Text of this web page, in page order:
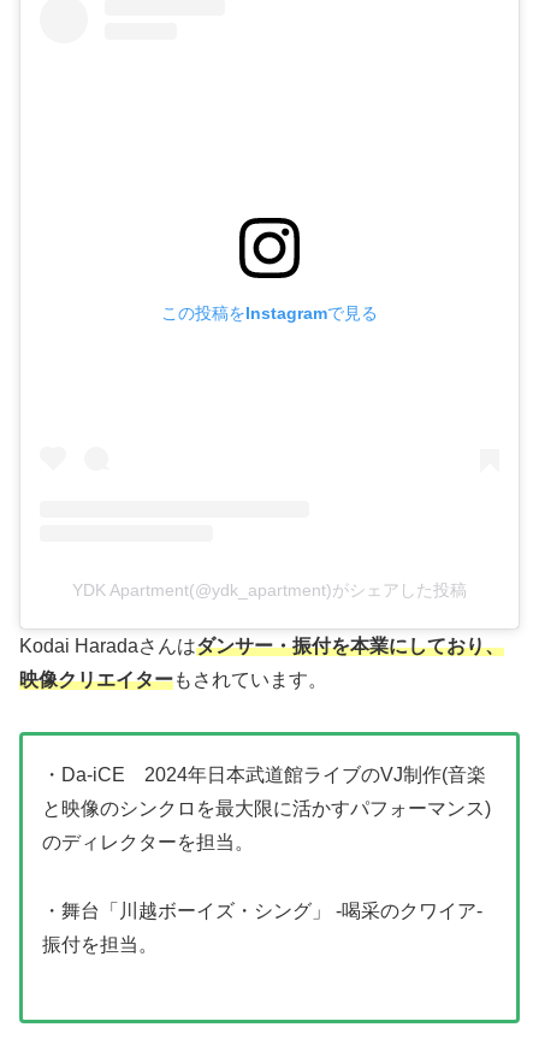
この投稿をInstagramで見る
YDK Apartment(@ydk_apartment)がシェアした投稿
Kodai Haradaさんはダンサー・振付を本業にしており、
映像クリエイターもされています。
・Da-iCE 2024年日本武道館ライブのVJ制作(音楽
と映像のシンクロを最大限に活かすパフォーマンス)
のディレクターを担当。
・舞台「川越ボーイズ・シング」 -喝采のクワイア-
振付を担当。